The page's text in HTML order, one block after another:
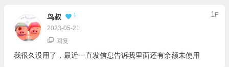
鸟叔 1
2023-05-21
1 F
回复
我很久没用了，最近一直发信息告诉我里面还有余额未使用